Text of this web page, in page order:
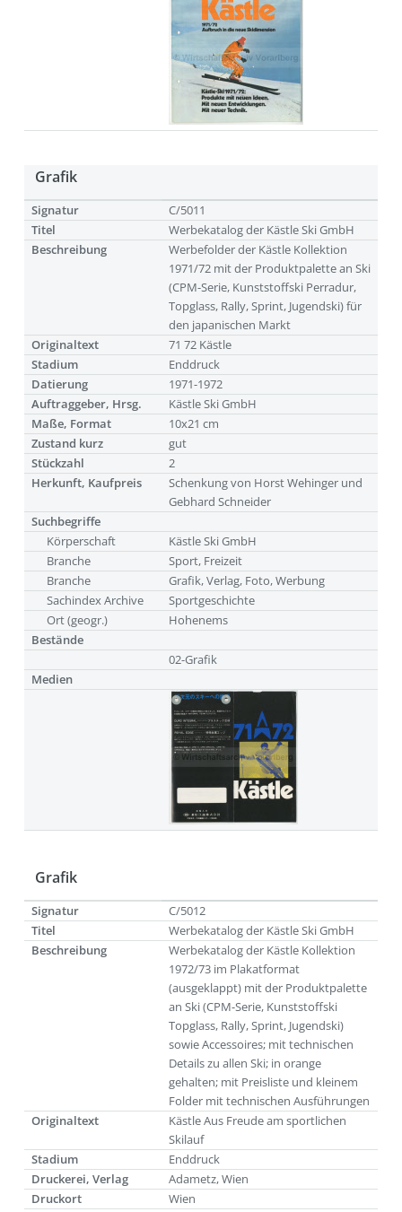
Grafik
Signatur
C/5011
Titel
Werbekatalog der Kästle Ski GmbH
Beschreibung
Werbefolder der Kästle Kollektion
1971/72 mit der Produktpalette an Ski
(CPM-Serie, Kunststoffski Perradur,
Topglass, Rally, Sprint, Jugendski) für
den japanischen Markt
Originaltext
71 72 Kästle
Stadium
Enddruck
Datierung
1971-1972
Auftraggeber, Hrsg.
Kästle Ski GmbH
Maße, Format
10x21 cm
Zustand kurz
gut
Stückzahl
2
Herkunft, Kaufpreis
Schenkung von Horst Wehinger und
Gebhard Schneider
Suchbegriffe
Körperschaft
Kästle Ski GmbH
Branche
Sport, Freizeit
Branche
Grafik, Verlag, Foto, Werbung
Sachindex Archive
Sportgeschichte
Ort (geogr.)
Hohenems
Bestände
02-Grafik
Medien
Grafik
Signatur
C/5012
Titel
Werbekatalog der Kästle Ski GmbH
Beschreibung
Werbekatalog der Kästle Kollektion
1972/73 im Plakatformat
(ausgeklappt) mit der Produktpalette
an Ski (CPM-Serie, Kunststoffski
Topglass, Rally, Sprint, Jugendski)
sowie Accessoires; mit technischen
Details zu allen Ski; in orange
gehalten; mit Preisliste und kleinem
Folder mit technischen Ausführungen
Originaltext
Kästle Aus Freude am sportlichen
Skilauf
Stadium
Enddruck
Druckerei, Verlag
Adametz, Wien
Druckort
Wien